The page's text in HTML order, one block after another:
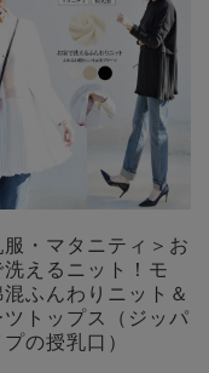
服・マタニティ＞お
洗えるニット！モ
ふんわりニット＆
ツトップス（ジッパ
の授乳口）